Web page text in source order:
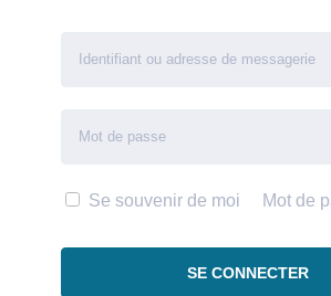
Se souvenir de moi Mot de